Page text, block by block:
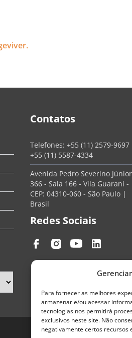
Para fornecer as melhores
armazenar e/ou acessar
tecnologias nos permitirá
exclusivos neste site. Não
negativamente certos recursos
Contatos
Telefones: +55 (11) 2579-9697
+55 (11) 5587-4334
Avenida Pedro Severino
366 - Sala 166 - Vila Guarani -
CEP: 04310-060 - São Paulo |
Brasil
Redes Sociais